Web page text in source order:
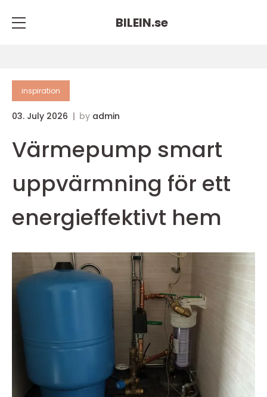
BILEIN.se
inspiration
03. July 2026 by admin
Värmepump smart
uppvärmning för ett
energieffektivt hem